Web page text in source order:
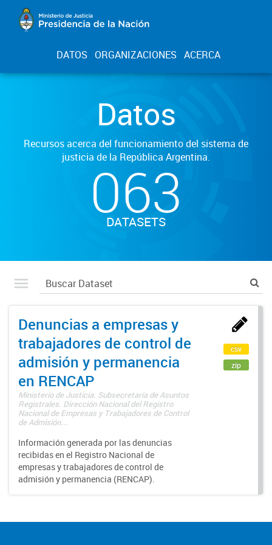
DATOS ORGANIZACIONES ACERCA
Datos
Recursos acerca del funcionamiento del sistema de
justicia de la República Argentina.
063
DATASETS
Denuncias a empresas y
trabajadores de control de
admisión y permanencia
en RENCAP
Ministerio de Justicia. Subsecretaría de Asuntos
Registrales. Dirección Nacional del Registro
Nacional de Empresas y Trabajadores de Control
de Admisión...
Información generada por las denuncias
recibidas en el Registro Nacional de
empresas y trabajadores de control de
admisión y permanencia (RENCAP).
csv
zip